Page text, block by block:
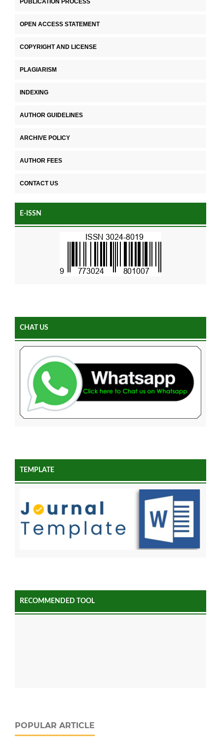
PUBLICATION PROCESS
OPEN ACCESS STATEMENT
COPYRIGHT AND LICENSE
PLAGIARISM
INDEXING
AUTHOR GUIDELINES
ARCHIVE POLICY
AUTHOR FEES
CONTACT US
E-ISSN
CHAT US
TEMPLATE
RECOMMENDED TOOL
POPULAR ARTICLE